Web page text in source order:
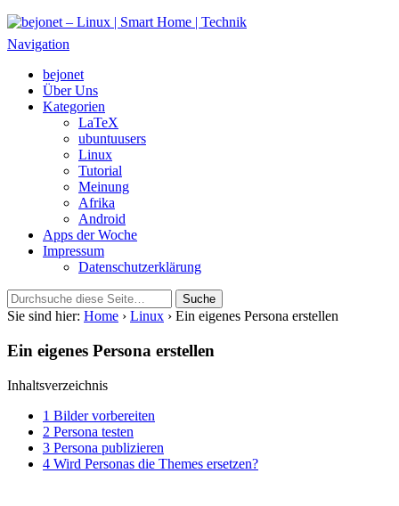
bejonet – Linux | Smart Home | Technik
Das Blog über Technik, Linux und Smart Home
Navigation
bejonet
Über Uns
Kategorien
LaTeX
ubuntuusers
Linux
Tutorial
Meinung
Afrika
Android
Apps der Woche
Impressum
Datenschutzerklärung
Sie sind hier: Home › Linux › Ein eigenes Persona erstellen
Ein eigenes Persona erstellen
Inhaltsverzeichnis
1 Bilder vorbereiten
2 Persona testen
3 Persona publizieren
4 Wird Personas die Themes ersetzen?